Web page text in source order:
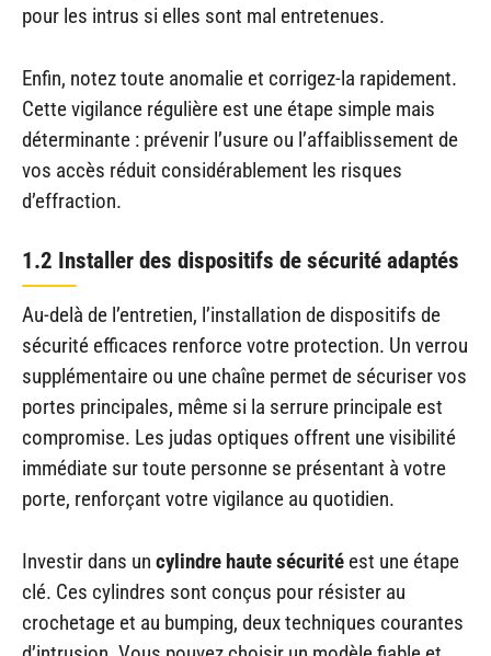
pour les intrus si elles sont mal entretenues.
Enfin, notez toute anomalie et corrigez-la rapidement.
Cette vigilance régulière est une étape simple mais
déterminante : prévenir l’usure ou l’affaiblissement de
vos accès réduit considérablement les risques
d’effraction.
1.2 Installer des dispositifs de sécurité adaptés
Au-delà de l’entretien, l’installation de dispositifs de
sécurité efficaces renforce votre protection. Un verrou
supplémentaire ou une chaîne permet de sécuriser vos
portes principales, même si la serrure principale est
compromise. Les judas optiques offrent une visibilité
immédiate sur toute personne se présentant à votre
porte, renforçant votre vigilance au quotidien.
Investir dans un cylindre haute sécurité est une étape
clé. Ces cylindres sont conçus pour résister au
crochetage et au bumping, deux techniques courantes